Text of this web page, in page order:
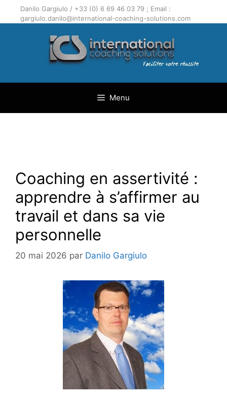
Danilo Gargiulo / +33 (0) 6 69 46 03 79 ; Email :
gargiulo.danilo@international-coaching-solutions.com
Menu
Coaching en assertivité :
apprendre à s’affirmer au
travail et dans sa vie
personnelle
20 mai 2026 par Danilo Gargiulo